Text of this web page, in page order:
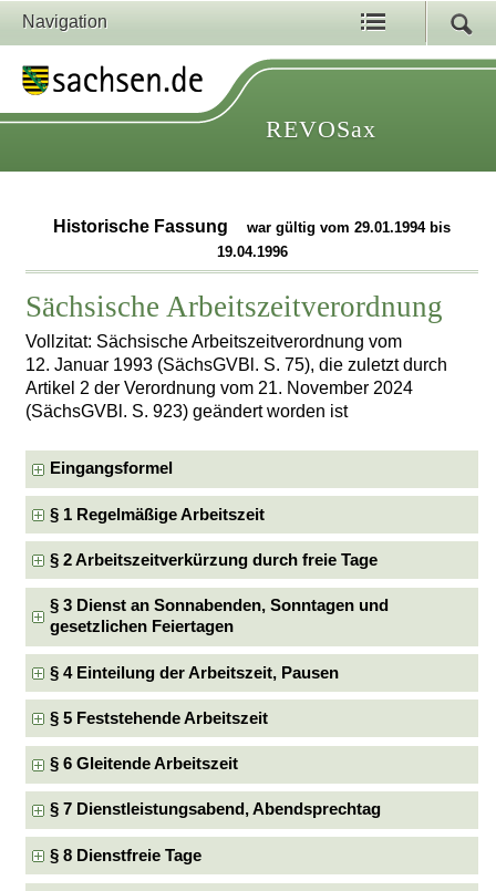
Navigation
REVOSax
Historische Fassung
war gültig vom 29.01.1994 bis
19.04.1996
Sächsische Arbeitszeitverordnung
Vollzitat: Sächsische Arbeitszeitverordnung vom
12. Januar 1993 (SächsGVBl. S. 75), die zuletzt durch
Artikel 2 der Verordnung vom 21. November 2024
(SächsGVBl. S. 923) geändert worden ist
Eingangsformel
§ 1 Regelmäßige Arbeitszeit
§ 2 Arbeitszeitverkürzung durch freie Tage
§ 3 Dienst an Sonnabenden, Sonntagen und
gesetzlichen Feiertagen
§ 4 Einteilung der Arbeitszeit, Pausen
§ 5 Feststehende Arbeitszeit
§ 6 Gleitende Arbeitszeit
§ 7 Dienstleistungsabend, Abendsprechtag
§ 8 Dienstfreie Tage